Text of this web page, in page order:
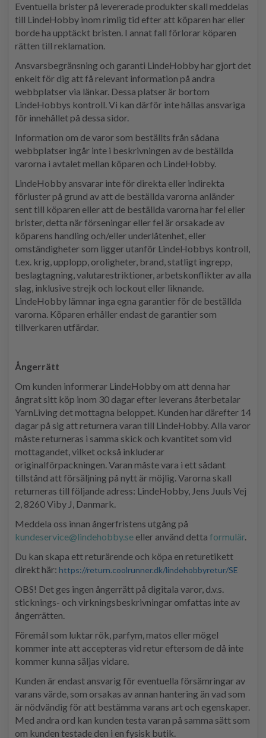
Eventuella brister på levererade produkter skall meddelas
till LindeHobby inom rimlig tid efter att köparen har eller
borde ha upptäckt bristen. I annat fall förlorar köparen
rätten till reklamation.
Ansvarsbegränsning och garanti LindeHobby har gjort det
enkelt för dig att få relevant information på andra
webbplatser via länkar. Dessa platser är bortom
LindeHobbys kontroll. Vi kan därför inte hållas ansvariga
för innehållet på dessa sidor.
Information om de varor som beställts från sådana
webbplatser ingår inte i beskrivningen av de beställda
varorna i avtalet mellan köparen och LindeHobby.
LindeHobby ansvarar inte för direkta eller indirekta
förluster på grund av att de beställda varorna anländer
sent till köparen eller att de beställda varorna har fel eller
brister, detta när förseningar eller fel är orsakade av
köparens handling och/eller underlåtenhet, eller
omständigheter som ligger utanför LindeHobbys kontroll,
t.ex. krig, upplopp, oroligheter, brand, statligt ingrepp,
beslagtagning, valutarestriktioner, arbetskonflikter av alla
slag, inklusive strejk och lockout eller liknande.
LindeHobby lämnar inga egna garantier för de beställda
varorna. Köparen erhåller endast de garantier som
tillverkaren utfärdar.
Ångerrätt
Om kunden informerar LindeHobby om att denna har
ångrat sitt köp inom 30 dagar efter leverans återbetalar
YarnLiving det mottagna beloppet. Kunden har därefter 14
dagar på sig att returnera varan till LindeHobby. Alla varor
måste returneras i samma skick och kvantitet som vid
mottagandet, vilket också inkluderar
originalförpackningen. Varan måste vara i ett sådant
tillstånd att försäljning på nytt är möjlig. Varorna skall
returneras till följande adress: LindeHobby, Jens Juuls Vej
2, 8260 Viby J, Danmark.
Meddela oss innan ångerfristens utgång på
kundeservice@lindehobby.se eller använd detta formulär.
Du kan skapa ett returärende och köpa en returetikett
direkt här: https://return.coolrunner.dk/lindehobbyretur/SE
OBS! Det ges ingen ångerrätt på digitala varor, d.v.s.
sticknings- och virkningsbeskrivningar omfattas inte av
ångerrätten.
Föremål som luktar rök, parfym, matos eller mögel
kommer inte att accepteras vid retur eftersom de då inte
kommer kunna säljas vidare.
Kunden är endast ansvarig för eventuella försämringar av
varans värde, som orsakas av annan hantering än vad som
är nödvändig för att bestämma varans art och egenskaper.
Med andra ord kan kunden testa varan på samma sätt som
om kunden testade den i en fysisk butik.